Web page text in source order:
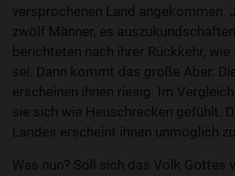
versprochenen Land angekommen.
zwölf Männer, es
berichteten nach ihrer Rückkehr,
sei. Dann kommt das große Aber.
erscheinen ihnen riesig. Im
sie sich wie Heuschrecken gefühlt.
Landes erscheint ihnen unmöglich zu
Was nun? Soll sich das Volk Gottes